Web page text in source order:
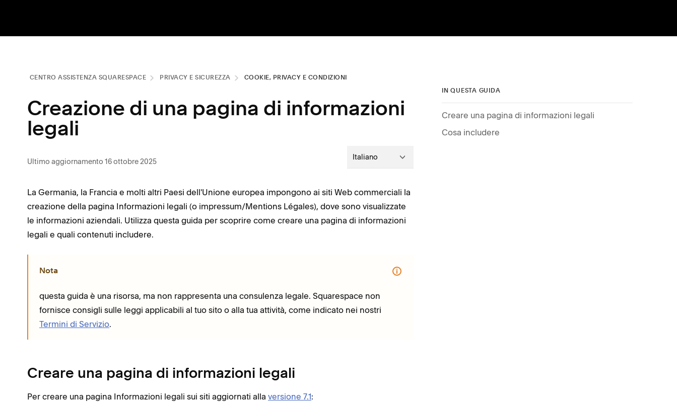
CENTRO ASSISTENZA SQUARESPACE PRIVACY E SICUREZZA COOKIE, PRIVACY E CONDIZIONI
Creazione di una pagina di informazioni
legali
Ultimo aggiornamento 16 ottobre 2025 Italiano
La Germania, la Francia e molti altri Paesi dell'Unione europea impongono ai siti Web commerciali la
creazione della pagina Informazioni legali (o impressum/Mentions Légales), dove sono visualizzate
le informazioni aziendali. Utilizza questa guida per scoprire come creare una pagina di informazioni
legali e quali contenuti includere.
Nota
questa guida è una risorsa, ma non rappresenta una consulenza legale. Squarespace non
fornisce consigli sulle leggi applicabili al tuo sito o alla tua attività, come indicato nei nostri
Termini di Servizio.
Creare una pagina di informazioni legali
Per creare una pagina Informazioni legali sui siti aggiornati alla versione 7.1:
IN QUESTA GUIDA
Creare una pagina di informazioni legali
Cosa includere